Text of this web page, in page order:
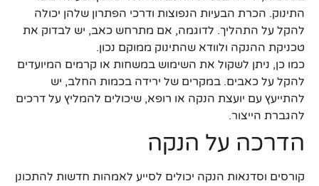
התינוק. הכרת הבעיות הנפוצות ודרכי הפתרון שלהן יכולה
להקל על התהליך. לדוגמה, אם מתרחש כאב, יש לבדוק את
טכניקת ההנקה ולוודא שהתינוק ממוקם נכון.
כמו כן, ניתן לשקול את השימוש במשחות או קרמים המיועדים
להקל על כאבים. במקרים של ירידה בכמות החלב, יש
להתייעץ עם יועצת הנקה או רופא, שיכולים להמליץ על דרכים
להגברת הייצור.
הדרכה על הנקה
קורסים וסדנאות הנקה יכולים לסייע לאמהות חדשות להתכונן